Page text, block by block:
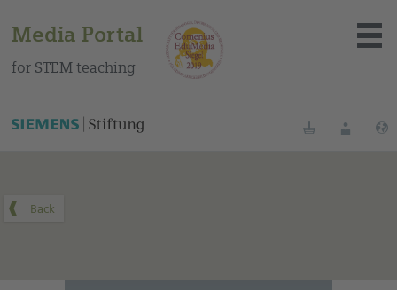
Media Portal
for STEM teaching
About the portal
BookmarksLogin
You can find this medium on our Spanish education portal